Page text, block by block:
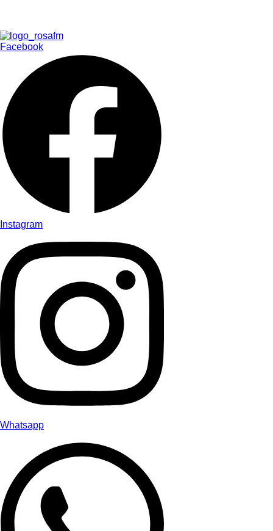
Facebook
Instagram
Whatsapp